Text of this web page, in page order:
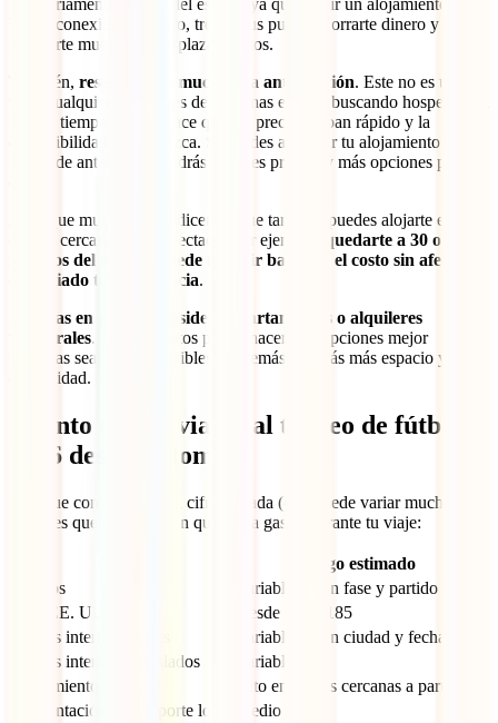
necesariamente al lado del estadio ya que elegir un alojamiento con
buena conexión en metro, tren o bus puede ahorrarte dinero y
facilitarte mucho los desplazamientos.
También, reservar con muchísima anticipación. Este no es un
viaje cualquiera: millones de personas estarán buscando hospedaje al
mismo tiempo, lo que hace que los precios suban rápido y la
disponibilidad desaparezca. Si puedes asegurar tu alojamiento con
meses de antelación, tendrás mejores precios y más opciones para
Algo que muy pocos te dicen es que también puedes alojarte en una
ciudad cercana bien conectada. Por ejemplo,
quedarte a 30 o 60
minutos del estadio puede reducir bastante el costo sin afectar
demasiado tu experiencia.
Si viajas en grupo, considera apartamentos o alquileres
temporales. Dividir gastos puede hacer que opciones mejor
ubicadas sean más accesibles y, además, tendrás más espacio y
comodidad.
Cuánto cuesta viajar al torneo de fútbol
2026 desde Colombia
Más que compartirte una cifra cerrada (que puede variar mucho), lo
mejor es que entiendas en qué vas a gastar durante tu viaje:
Rango estimado
Boletos
Variable según fase y partido
Visa EE. UU.
Desde USD 185
Vuelos internacionales
Variable según ciudad y fechas
Vuelos internos o traslados
Variable
Alojamiento
Alto en fechas cercanas a partidos
Alimentación y transporte local
Medio a alto